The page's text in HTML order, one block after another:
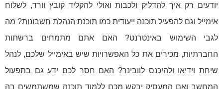
יודעים רק איך להדליק ולכבות ואולי להקליד קובץ וורד, לשלוח
אימייל וגם להפעיל תוכנה ייעודית כמו תוכנת הנהלת חשבונות? מה
לגבי השימוש באינטרנט? האם אתם מתמחים ברשתות
החברתיות, מכירים את כל האפשרויות שיש באימייל שלכם, לנהל
שיחת וידיאו ולהיכנס לוובינר? האם חסר לכם ידע גם בתפעול
המחשב ואם המעסיק יבקש מכם ללמוד תוכנה שמשתמשים בה